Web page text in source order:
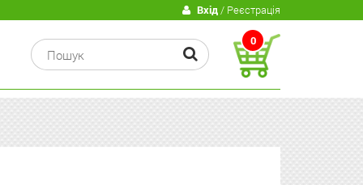
Вхід/ Реєстрація
0